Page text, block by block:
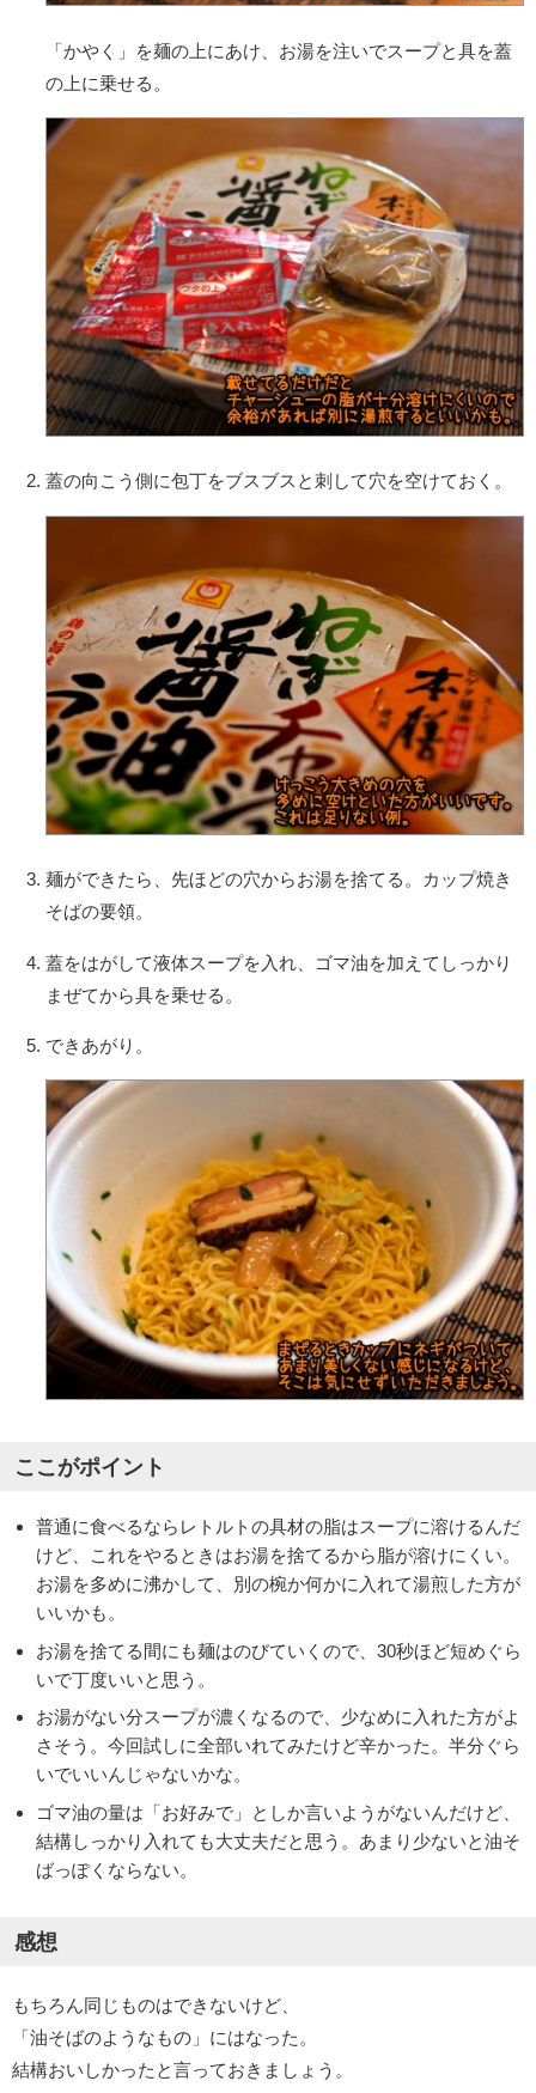
「かやく」を麺の上にあけ、お湯を注いでスープと具を蓋
の上に乗せる。
蓋の向こう側に包丁をブスブスと刺して穴を空けておく。
麺ができたら、先ほどの穴からお湯を捨てる。カップ焼き
そばの要領。
蓋をはがして液体スープを入れ、ゴマ油を加えてしっかり
まぜてから具を乗せる。
できあがり。
ここがポイント
普通に食べるならレトルトの具材の脂はスープに溶けるんだ
けど、これをやるときはお湯を捨てるから脂が溶けにくい。
お湯を多めに沸かして、別の椀か何かに入れて湯煎した方が
いいかも。
お湯を捨てる間にも麺はのびていくので、30秒ほど短めぐら
いで丁度いいと思う。
お湯がない分スープが濃くなるので、少なめに入れた方がよ
さそう。今回試しに全部いれてみたけど辛かった。半分ぐら
いでいいんじゃないかな。
ゴマ油の量は「お好みで」としか言いようがないんだけど、
結構しっかり入れても大丈夫だと思う。あまり少ないと油そ
ばっぽくならない。
感想
もちろん同じものはできないけど、
「油そばのようなもの」にはなった。
結構おいしかったと言っておきましょう。